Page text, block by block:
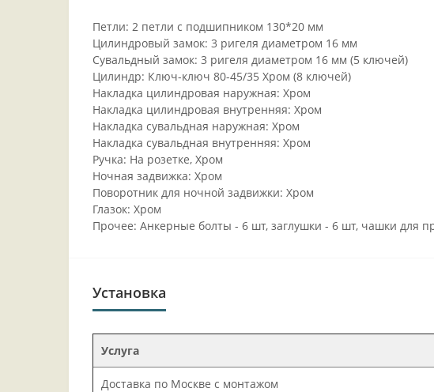
Петли: 2 петли с подшипником 130*20 мм
Цилиндровый замок: 3 ригеля диаметром 16 мм
Сувальдный замок: 3 ригеля диаметром 16 мм (5 ключей)
Цилиндр: Ключ-ключ 80-45/35 Хром (8 ключей)
Накладка цилиндровая наружная: Хром
Накладка цилиндровая внутренняя: Хром
Накладка сувальдная наружная: Хром
Накладка сувальдная внутренняя: Хром
Ручка: На розетке, Хром
Ночная задвижка: Хром
Поворотник для ночной задвижки: Хром
Глазок: Хром
Прочее: Анкерные болты - 6 шт, заглушки - 6 шт, чашки для
Установка
Услуга
Доставка по Москве с монтажом